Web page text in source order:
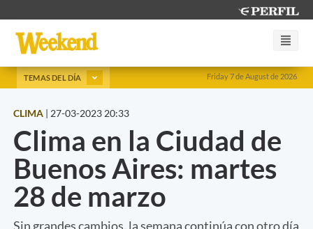
Friday 7 de August de 2026
TEMAS DEL DÍA
CLIMA | 27-03-2023 20:33
Clima en la Ciudad de
Buenos Aires: martes
28 de marzo
Sin grandes cambios, la semana continúa con otro día